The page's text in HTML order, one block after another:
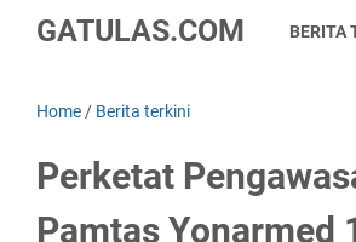
GATULAS.COM BERITA
Home / Berita terkini
Perketat
Pamtas Yonarmed